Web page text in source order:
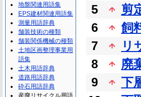
5
剪
6
飼
7
リ
8
廃
9
下
地盤関連用語集
EPS建材関連用語集
測量用語辞典
舗装技術の種類
舗装関係機械の種類
土地区画整理事業用
語集
土木用語辞典
道路用語辞典
砕石用語辞典
産廃リサイクル用語